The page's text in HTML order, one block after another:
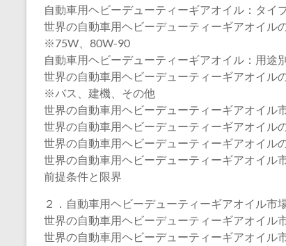
自動車用ヘビーデューティーギアオイル：タイ
世界の自動車用ヘビーデューティーギアオイル
※75W、80W-90
自動車用ヘビーデューティーギアオイル：用途
世界の自動車用ヘビーデューティーギアオイル
※バス、建機、その他
世界の自動車用ヘビーデューティーギアオイル
世界の自動車用ヘビーデューティーギアオイル
世界の自動車用ヘビーデューティーギアオイル
世界の自動車用ヘビーデューティーギアオイル
前提条件と限界
２．自動車用ヘビーデューティーギアオイル市
世界の自動車用ヘビーデューティーギアオイル
世界の自動車用ヘビーデューティーギアオイル